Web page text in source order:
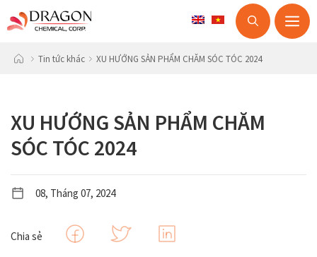
Skip
Tin tức khác XU HƯỚNG SẢN PHẨM CHĂM SÓC TÓC 2024
XU HƯỚNG SẢN PHẨM CHĂM
SÓC TÓC 2024
08, Tháng 07, 2024
Chia sẻ